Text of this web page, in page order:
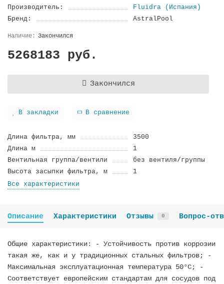
Производитель:
Fluidra (Испания)
Бренд:
AstralPool
Закончился
5268183 руб.
Закончился
В закладки В сравнение
Длина фильтра, мм
3500
Длина м
1
Вентильная группа/вентили
без вентиля/группы
Высота засыпки фильтра, м
1
Все характеристики
Описание Характеристики Отзывы 0 Вопрос-
Общие характеристики: - Устойчивость против коррозии
такая же, как и у традиционных стальных фильтров; -
Максимальная эксплуатационная температура 50°C; -
Соответствует европейским стандартам для сосудов под